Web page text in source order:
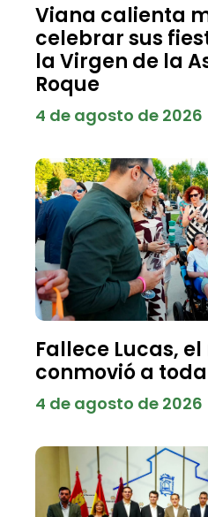
Viana calienta
celebrar sus
la Virgen de la
Roque
4 de agosto de 2026
Fallece Lucas,
conmovió a
4 de agosto de 2026